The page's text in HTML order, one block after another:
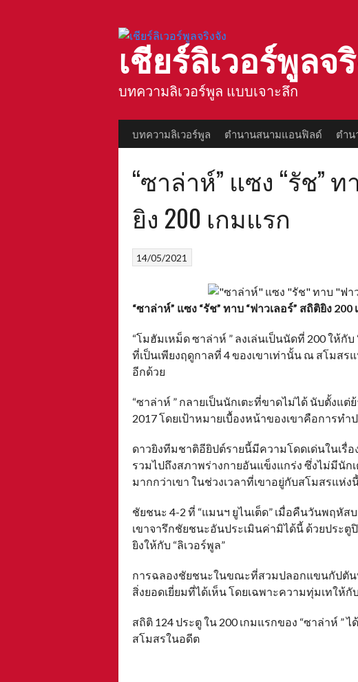
เชียร์ลิเวอร์พูลจ
บทความลิเวอร์พูล แบบเจาะลึก
บทความลิเวอร์พูล ตำนานสนามแอนฟิลด์ ตำน
“ซาล่าห์” แซง “รัช”
ยิง 200 เกมแรก
14/05/2021
“ซาล่าห์” แซง “รัช” ทาบ “ฟาวเลอร์” สถิติยิง 200
“โมฮัมเหม็ด ซาล่าห์ ” ลงเล่นเป็นนัดที่ 200 ให้
ที่เป็นเพียงฤดูกาลที่ 4 ของเขาเท่านั้น ณ สโมสร
อีกด้วย
“ซาล่าห์ ” กลายเป็นนักเตะที่ขาดไม่ได้ นับตั้งแต่
2017 โดยเป้าหมายเบื้องหน้าของเขาคือการท
ดาวยิงทีมชาติอียิปต์รายนี้มีความโดดเด่นในเรื่
รวมไปถึงสภาพร่างกายอันแข็งแกร่ง ซึ่งไม่มีนัก
มากกว่าเขา ในช่วงเวลาที่เขาอยู่กับสโมสรแห่ง
ชัยชนะ 4-2 ที่ “แมนฯ ยูไนเต็ด” เมื่อคืนวันพฤหัส
เขาจารึกชัยชนะอันประเมินค่ามิได้นี้ ด้วยประตู
ยิงให้กับ “ลิเวอร์พูล”
การฉลองชัยชนะในขณะที่สวมปลอกแขนกัปตัน
สิ่งยอดเยี่ยมที่ได้เห็น โดยเฉพาะความทุ่มเทให้กั
สถิติ 124 ประตู ใน 200 เกมแรกของ “ซาล่าห์ ”
สโมสรในอดีต